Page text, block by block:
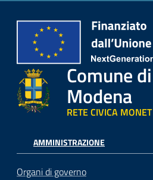
Comune di
Modena
RETE CIVICA MONET
AMMINISTRAZIONE
Organi di governo